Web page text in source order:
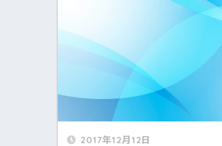
2017年12月12日